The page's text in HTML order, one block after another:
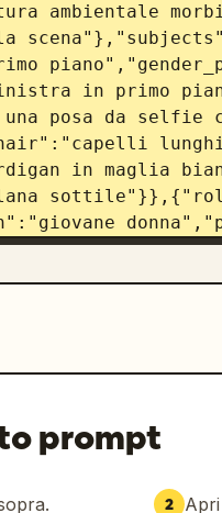
ambientale
in primo
posa da selfie
in maglia
a un
e
stato
prompt
2